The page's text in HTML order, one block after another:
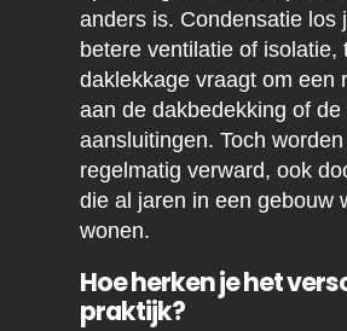
anders is. Condensatie los
betere ventilatie of isolatie,
daklekkage vraagt om een
aan de dakbedekking of de
aansluitingen. Toch
regelmatig verward, ook
die al jaren in een gebouw
wonen.
Hoe herken je het
praktijk?